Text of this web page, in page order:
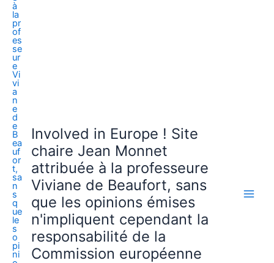
Involved in Europe ! Site
chaire Jean Monnet
attribuée à la professeure
Viviane de Beaufort, sans
que les opinions émises
n'impliquent cependant la
responsabilité de la
Commission européenne